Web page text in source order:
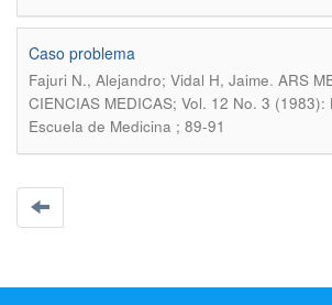
Caso problema
Fajuri N., Alejandro; Vidal H, Jaime. ARS
CIENCIAS MEDICAS; Vol. 12 No. 3 (1983):
Escuela de Medicina ; 89-91